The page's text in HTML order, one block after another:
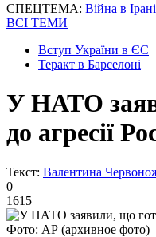
СПЕЦТЕМА: Війна в Ірані
ВСІ ТЕМИ
Вступ України в ЄС
Теракт в Барселоні
У НАТО
до агресії
Текст: Валентина
0
1615
Фото: АР (архивное фото)